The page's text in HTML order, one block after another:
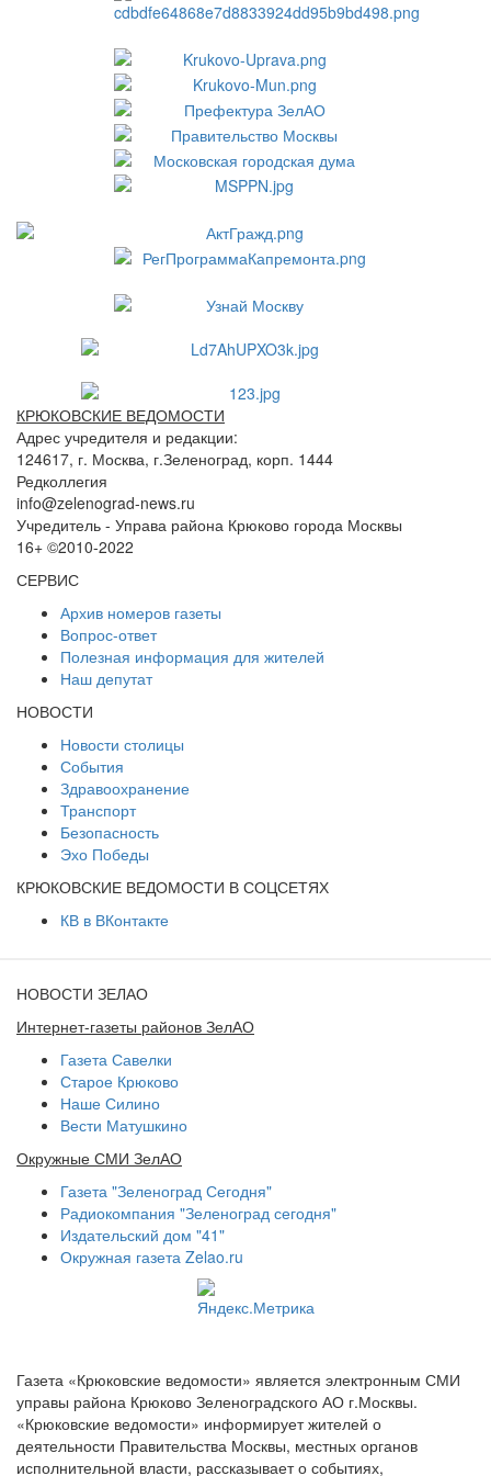
КРЮКОВСКИЕ ВЕДОМОСТИ
Адрес учредителя и редакции:
124617, г. Москва, г.Зеленоград, корп. 1444
Редколлегия
info@zelenograd-news.ru
Учредитель - Управа района Крюково города Москвы
16+ ©2010-2022
СЕРВИС
Архив номеров газеты
Вопрос-ответ
Полезная информация для жителей
Наш депутат
НОВОСТИ
Новости столицы
События
Здравоохранение
Транспорт
Безопасность
Эхо Победы
КРЮКОВСКИЕ ВЕДОМОСТИ В СОЦСЕТЯХ
КВ в ВКонтакте
НОВОСТИ ЗЕЛАО
Интернет-газеты районов ЗелАО
Газета Савелки
Старое Крюково
Наше Силино
Вести Матушкино
Окружные СМИ ЗелАО
Газета "Зеленоград Сегодня"
Радиокомпания "Зеленоград сегодня"
Издательский дом "41"
Окружная газета Zelao.ru
Газета «Крюковские ведомости» является электронным СМИ
управы района Крюково Зеленоградского АО г.Москвы.
«Крюковские ведомости» информирует жителей о
деятельности Правительства Москвы, местных органов
исполнительной власти, рассказывает о событиях,